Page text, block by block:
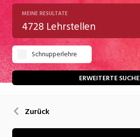
2028
Chemie/Pharma
Gastgewerbe
Gesundheit/Pflege/Soziales
Handwerk/Technik
Kultur
MEINE RESULTATE
4728 Lehrstellen
Schnupperlehre
ERWEITERTE SUCHE
Zurück